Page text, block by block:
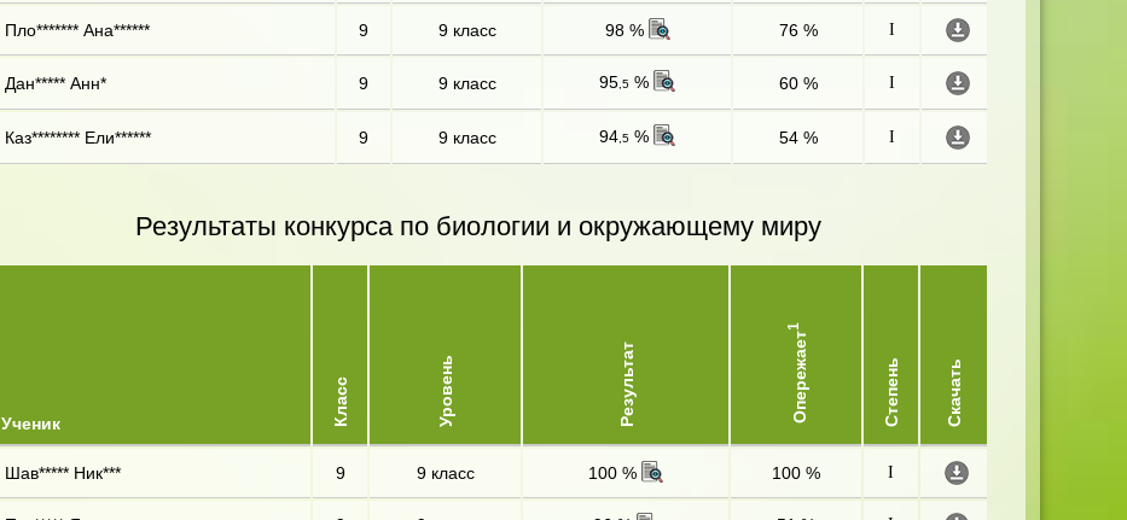
Пло******* Ана****** 9 9 класс 98 % 76 % I
Дан***** Анн* 9 9 класс 95 ,5 % 60 % I
Каз******** Ели****** 9 9 класс 94 ,5 % 54 % I
Результаты конкурса по биологии и окружающему миру
Ученик Класс Уровень Результат Опережает
1
Степень Скачать
Шав***** Ник*** 9 9 класс 100 % 100 % I